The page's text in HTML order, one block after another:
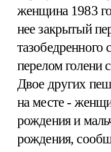
женщина 1983
нее закрытый
тазобедренного
перелом голени
Двое других
на месте -
рождения и
рождения,